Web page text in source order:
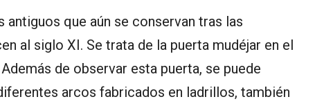
que aún se conservan tras las
al siglo XI. Se trata de la puerta mudéjar en el
Además de observar esta puerta, se puede
arcos fabricados en ladrillos, también